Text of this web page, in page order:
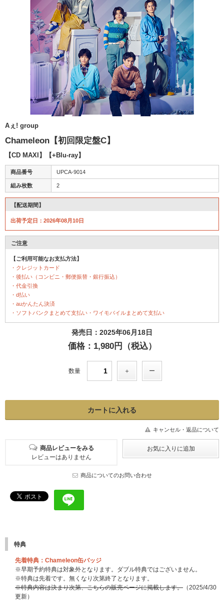
Aぇ! group
Chameleon【初回限定盤C】
【CD MAXI】【+Blu-ray】
商品番号 UPCA-9014
組み枚数 2
【配送期間】
出荷予定日：2026年08月10日
ご注意
【ご利用可能なお支払方法】
・クレジットカード
・後払い（コンビニ・郵便振替・銀行振込）
・代金引換
・d払い
・auかんたん決済
・ソフトバンクまとめて支払い・ワイモバイルまとめて支払い
発売日：2025年06月18日
価格：1,980円（税込）
数量
キャンセル・返品について
商品レビューをみる
レビューはありません
商品についてのお問い合わせ
特典
先着特典：Chameleon缶バッジ
※早期予約特典は対象外となります。ダブル特典ではございません。
※特典は先着です。無くなり次第終了となります。
※特典内容は決まり次第、こちらの販売ページに掲載します。 （2025/4/30
更新）